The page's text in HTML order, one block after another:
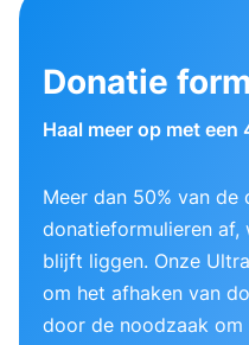
Donatie
Haal meer op met een
Meer dan 50% van
donatieformulieren
blijft liggen. Onze
om het afhaken van
door de noodzaak om